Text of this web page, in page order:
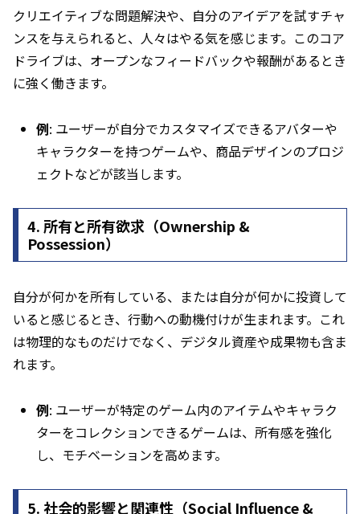
クリエイティブな問題解決や、自分のアイデアを試すチャ
ンスを与えられると、人々はやる気を感じます。このコア
ドライブは、オープンなフィードバックや報酬があるとき
に強く働きます。
例: ユーザーが自分でカスタマイズできるアバターや
キャラクターを持つゲームや、商品デザインのプロジ
ェクトなどが該当します。
4.所有と所有欲求（Ownership &
Possession）
自分が何かを所有している、または自分が何かに投資して
いると感じるとき、行動への動機付けが生まれます。これ
は物理的なものだけでなく、デジタル資産や成果物も含ま
れます。
例: ユーザーが特定のゲーム内のアイテムやキャラク
ターをコレクションできるゲームは、所有感を強化
し、モチベーションを高めます。
5.社会的影響と関連性（Social Influence &